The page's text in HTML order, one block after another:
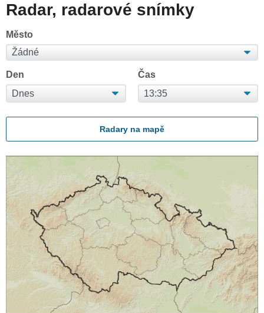
Radar, radarové snímky
Město
Den Čas
Radary na mapě